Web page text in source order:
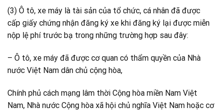
(3) Ô tô, xe máy là tài sản của tổ chức, cá nhân đã được
cấp giấy chứng nhận đăng ký xe khi đăng ký lại được miễn
nộp lệ phí trước bạ trong những trường hợp sau đây:
– Ô tô, xe máy đã được cơ quan có thẩm quyền của Nhà
nước Việt Nam dân chủ cộng hòa,
Chính phủ cách mạng lâm thời Cộng hòa miền Nam Việt
Nam, Nhà nước Cộng hòa xã hội chủ nghĩa Việt Nam hoặc cơ